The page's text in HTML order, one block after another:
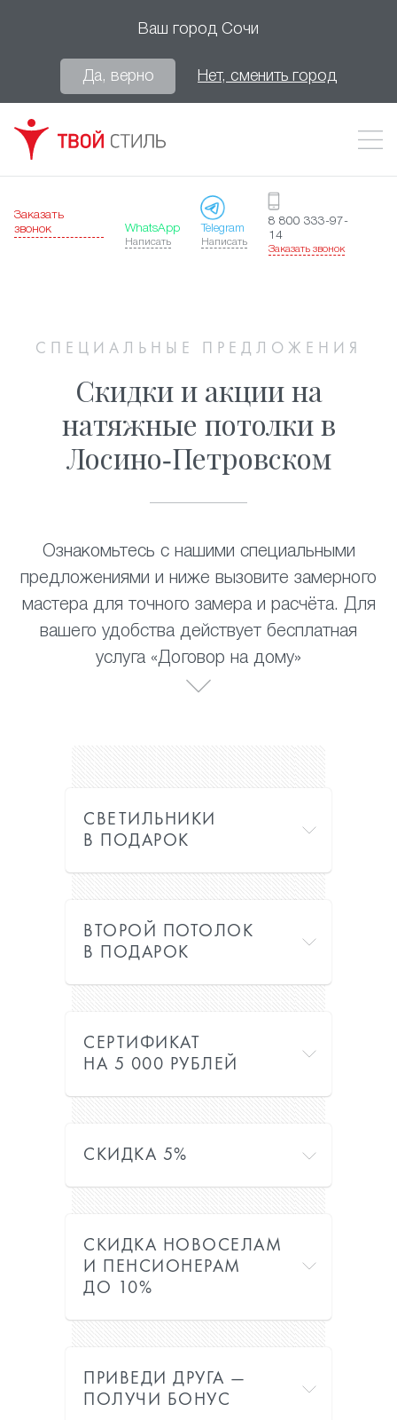
Ваш город Сочи
Да, верно Нет, сменить город
Заказать
звонок
WhatsApp
Написать
Telegram
Написать
8 800 333-97-
14
Заказать звонок
СПЕЦИАЛЬНЫЕ ПРЕДЛОЖЕНИЯ
Скидки и акции на
натяжные потолки в
Лосино-Петровском
Ознакомьтесь с нашими специальными
предложениями и ниже вызовите замерного
мастера для точного замера и расчёта. Для
вашего удобства действует бесплатная
услуга «Договор на дому»
СВЕТИЛЬНИКИ
В ПОДАРОК
ВТОРОЙ ПОТОЛОК
В ПОДАРОК
СЕРТИФИКАТ
НА 5 000 РУБЛЕЙ
СКИДКА 5%
СКИДКА НОВОСЕЛАМ
И ПЕНСИОНЕРАМ
ДО 10%
ПРИВЕДИ ДРУГА —
ПОЛУЧИ БОНУС